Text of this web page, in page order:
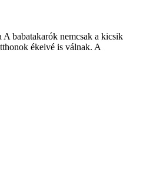
babatakarók nemcsak a kicsik
ékeivé is válnak. A